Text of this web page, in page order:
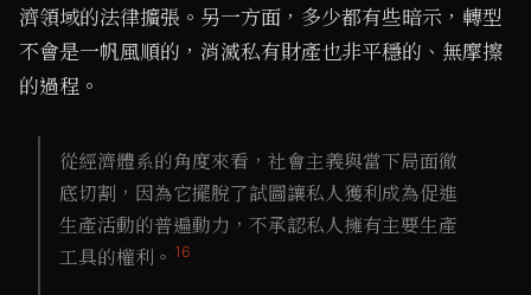
濟領域的法律擴張。另一方面，多少都有些暗示，轉型
不會是一帆風順的，消滅私有財產也非平穩的、無摩擦
的過程。
從經濟體系的角度來看，社會主義與當下局面徹
底切割，因為它擺脫了試圖讓私人獲利成為促進
生產活動的普遍動力，不承認私人擁有主要生產
工具的權利。 16